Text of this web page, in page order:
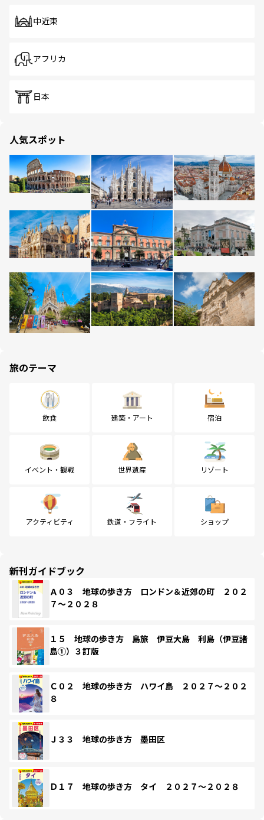
中近東
アフリカ
日本
人気スポット
旅のテーマ
飲食 建築・アート 宿泊
イベント・観戦 世界遺産 リゾート
アクティビティ 鉄道・フライト ショップ
新刊ガイドブック
Ａ０３ 地球の歩き方 ロンドン＆近郊の町 ２０２
７～２０２８
１５ 地球の歩き方 島旅 伊豆大島 利島（伊豆諸
島①）３訂版
Ｃ０２ 地球の歩き方 ハワイ島 ２０２７～２０２
８
Ｊ３３ 地球の歩き方 墨田区
Ｄ１７ 地球の歩き方 タイ ２０２７～２０２８